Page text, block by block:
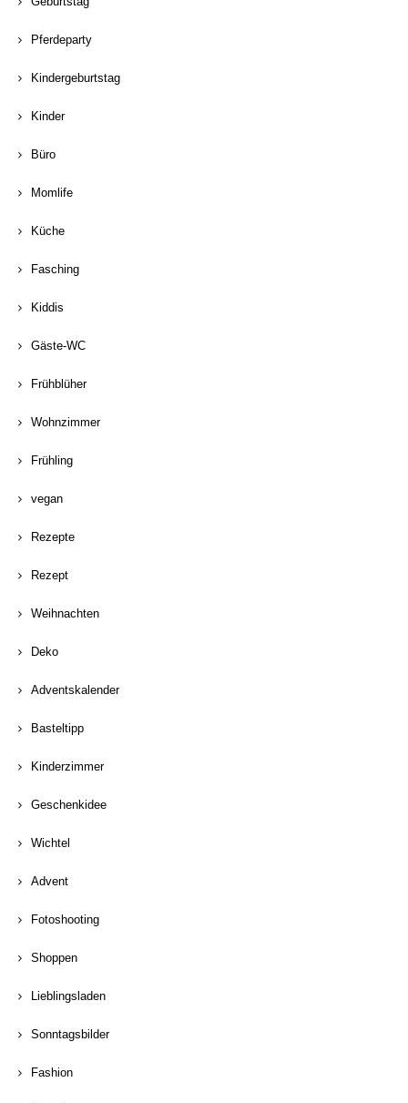
Pferdeparty
Kindergeburtstag
Kinder
Büro
Momlife
Küche
Fasching
Kiddis
Gäste-WC
Frühblüher
Wohnzimmer
Frühling
vegan
Rezepte
Rezept
Weihnachten
Deko
Adventskalender
Basteltipp
Kinderzimmer
Geschenkidee
Wichtel
Advent
Fotoshooting
Shoppen
Lieblingsladen
Sonntagsbilder
Fashion